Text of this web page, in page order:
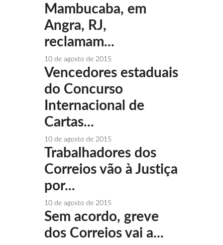
Mambucaba, em
Angra, RJ,
reclamam...
10 de agosto de 2015
Vencedores estaduais
do Concurso
Internacional de
Cartas...
10 de agosto de 2015
Trabalhadores dos
Correios vão à Justiça
por...
10 de agosto de 2015
Sem acordo, greve
dos Correios vai a...